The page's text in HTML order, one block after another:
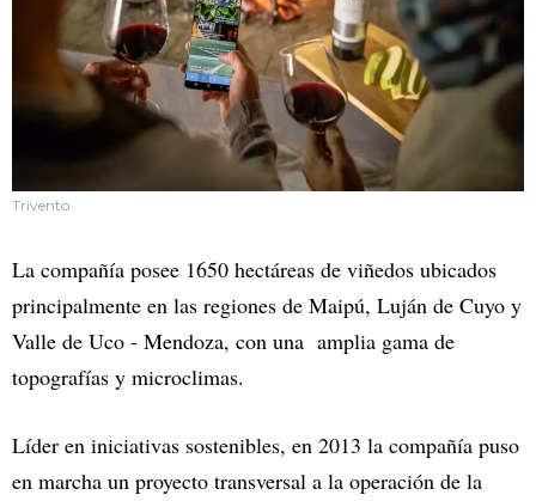
Trivento
La compañía posee 1650 hectáreas de viñedos ubicados
principalmente en las regiones de Maipú, Luján de Cuyo y
Valle de Uco - Mendoza, con una amplia gama de
topografías y microclimas.
Líder en iniciativas sostenibles, en 2013 la compañía puso
en marcha un proyecto transversal a la operación de la